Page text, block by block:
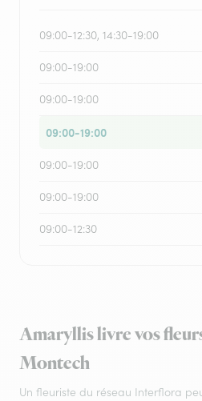
09:00-12:30, 14:30-19:00
09:00-19:00
09:00-19:00
09:00-19:00
09:00-19:00
09:00-19:00
09:00-12:30
Amaryllis livre vos
Montech
Un fleuriste du réseau Interflora